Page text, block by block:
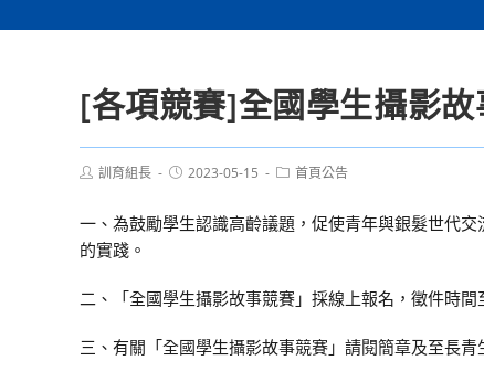
[各項競賽]全國學生攝影
Post訓育組長
Post2023-05-15
Post首頁公告
一、為鼓勵學生認識高齡議題，促使青年與銀髮世代
的實踐。
二、「全國學生攝影故事競賽」採線上報名，徵件時間
三、有關「全國學生攝影故事競賽」請閱簡章及至長